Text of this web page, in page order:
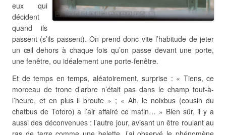
eux qui
décident
quand ils
passent (s’ils passent). On prend donc vite l’habitude de jeter
un œil dehors à chaque fois qu’on passe devant une porte,
une fenêtre, ou idéalement une porte-fenêtre.
Et de temps en temps, aléatoirement, surprise : « Tiens, ce
morceau de tronc d’arbre n’était pas dans le champ tout-à-
l’heure, et en plus il broute » ; « Ah, le noixbus (cousin du
chatbus de Totoro) a l’air affairé ce matin… » Bien sûr, il y a
aussi des déconvenues : l’autre jour, avisant un être roulant au